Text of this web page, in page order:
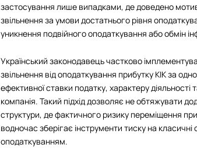
застосування лише випадками, де доведено
звільнення за умови достатнього рівня
уникнення подвійного оподаткування або обмін
Український законодавець частково
звільнення від оподаткування прибутку КІК за
ефективної ставки податку, характеру діяльності
компанія. Такий підхід дозволяє не обтяжувати
структури, де фактичного ризику переміщення
водночас зберігає інструменти тиску на
оподаткуванням.